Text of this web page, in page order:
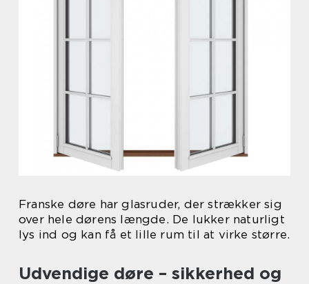
Franske døre har glasruder, der strækker sig
over hele dørens længde. De lukker naturligt
lys ind og kan få et lille rum til at virke større.
Udvendige døre – sikkerhed og